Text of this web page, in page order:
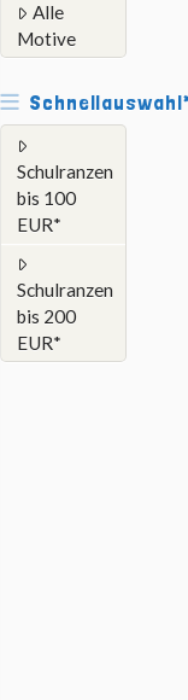
Alle
Motive
Schulranzen
bis 100
EUR*
Schulranzen
bis 200
EUR*